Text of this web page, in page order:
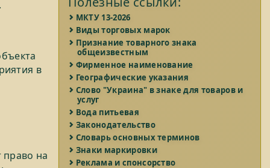
в
право на
МКТУ 13-2026
Виды торговых марок
Признание товарного знака
общеизвестным
Фирменное наименование
Географические указания
Слово "Украина" в знаке для товаров и
услуг
Вода питьевая
Законодательство
Словарь основных терминов
Знаки маркировки
Реклама и спонсорство